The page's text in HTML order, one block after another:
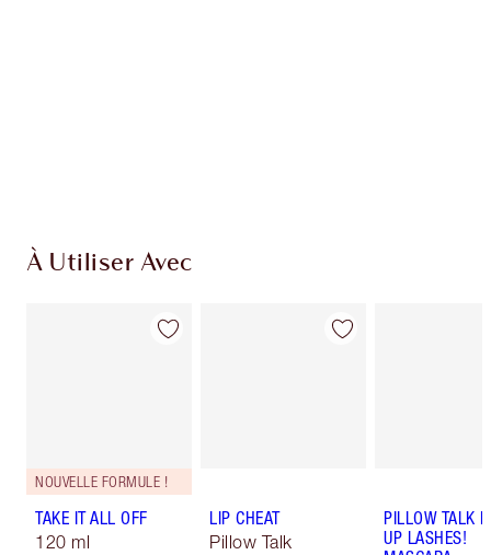
À Utiliser Avec
NOUVELLE FORMULE !
TAKE IT ALL OFF
120 ml
LIP CHEAT
Pillow Talk
PILLOW TALK
UP LASHES!